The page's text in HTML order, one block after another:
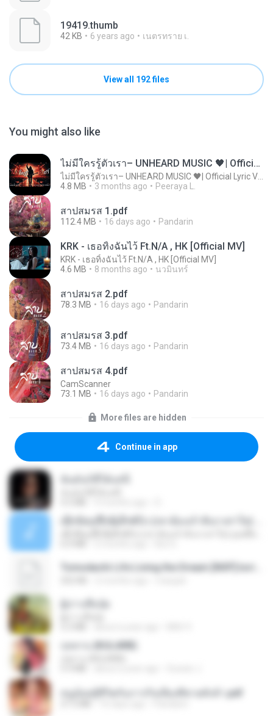
19419.thumb
42 KB 6 years ago เนตรทราย เ.
View all 192 files
You might also like
ไม่มีใครรู้ตัวเรา– UNHEARD MUSIC 🖤| Official Lyric Video | เพลงสู้ชีวิต
4.8 MB
3 months ago Peeraya L.
สาปสมรส 1.pdf
112.4 MB 16 days ago Pandarin
KRK - เธอทิ้งฉันไว้ Ft.N/A , HK [Official MV]
KRK - เธอทิ้งฉันไว้ Ft.N/A , HK [Official MV]
4.6 MB
8 months ago นวมินทร์
สาปสมรส 2.pdf
78.3 MB 16 days ago Pandarin
สาปสมรส 3.pdf
73.4 MB 16 days ago Pandarin
สาปสมรส 4.pdf
CamScanner
73.1 MB
16 days ago Pandarin
More files are hidden
Continue in app
กุหลาบ (KULARB)
หนูน้อยสู้ชีวิตกับภารกิจเลี้ยงพี่ชายทั้งห้า.pdf